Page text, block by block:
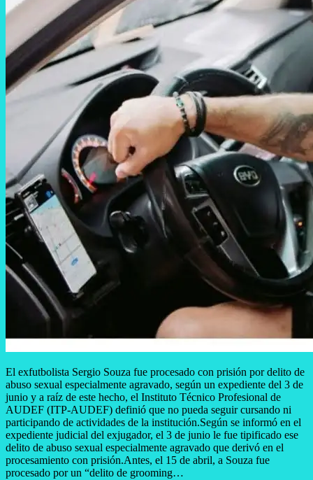
El exfutbolista Sergio Souza fue procesado con prisión por delito de
abuso sexual especialmente agravado, según un expediente del 3 de
junio y a raíz de este hecho, el Instituto Técnico Profesional de
AUDEF (ITP-AUDEF) definió que no pueda seguir cursando ni
participando de actividades de la institución.Según se informó en el
expediente judicial del exjugador, el 3 de junio le fue tipificado ese
delito de abuso sexual especialmente agravado que derivó en el
procesamiento con prisión.Antes, el 15 de abril, a Souza fue
procesado por un “delito de grooming…